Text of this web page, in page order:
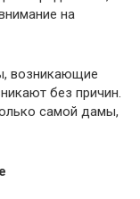
на
возникающие
без причин.
самой дамы,